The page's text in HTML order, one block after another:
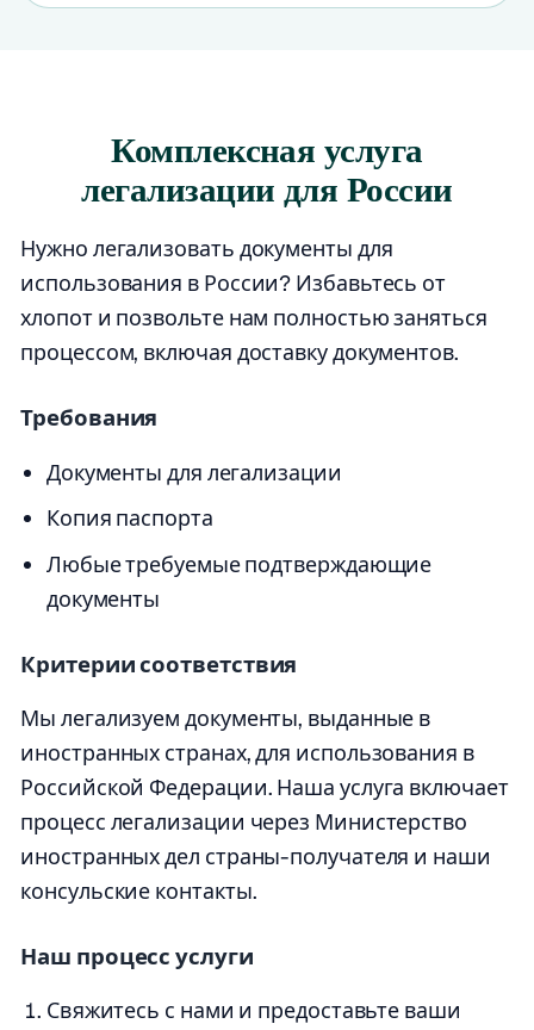
Комплексная услуга
легализации для России
Нужно легализовать документы для
использования в России? Избавьтесь от
хлопот и позвольте нам полностью заняться
процессом, включая доставку документов.
Требования
Документы для легализации
Копия паспорта
Любые требуемые подтверждающие
документы
Критерии соответствия
Мы легализуем документы, выданные в
иностранных странах, для использования в
Российской Федерации. Наша услуга включает
процесс легализации через Министерство
иностранных дел страны-получателя и наши
консульские контакты.
Наш процесс услуги
Свяжитесь с нами и предоставьте ваши